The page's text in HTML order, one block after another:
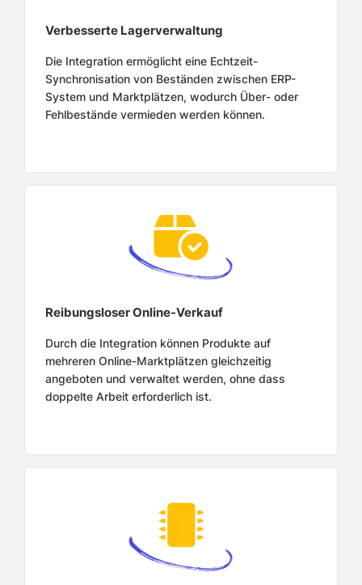
Verbesserte Lagerverwaltung
Die Integration ermöglicht eine Echtzeit-
Synchronisation von Beständen zwischen ERP-
System und Marktplätzen, wodurch Über- oder
Fehlbestände vermieden werden können.
Reibungsloser Online-Verkauf
Durch die Integration können Produkte auf
mehreren Online-Marktplätzen gleichzeitig
angeboten und verwaltet werden, ohne dass
doppelte Arbeit erforderlich ist.